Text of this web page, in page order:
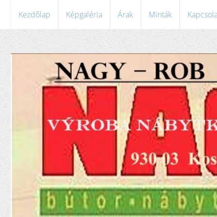
Kezdőlap Képgaléria Árak Minták